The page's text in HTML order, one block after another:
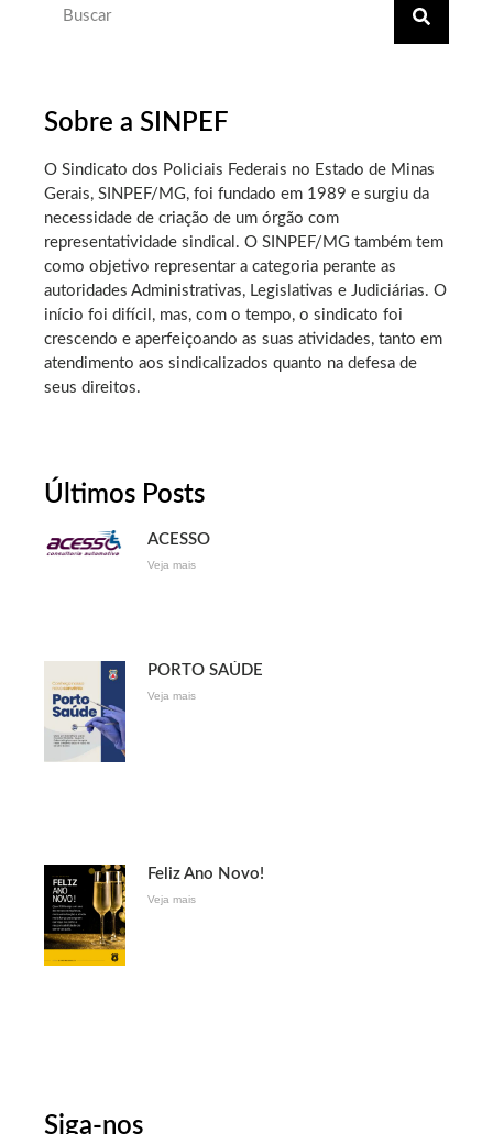
Sobre a SINPEF
O Sindicato dos Policiais Federais no Estado de Minas
Gerais, SINPEF/MG, foi fundado em 1989 e surgiu da
necessidade de criação de um órgão com
representatividade sindical. O SINPEF/MG também tem
como objetivo representar a categoria perante as
autoridades Administrativas, Legislativas e Judiciárias. O
início foi difícil, mas, com o tempo, o sindicato foi
crescendo e aperfeiçoando as suas atividades, tanto em
atendimento aos sindicalizados quanto na defesa de
seus direitos.
Últimos Posts
ACESSO
Veja mais
PORTO SAÚDE
Veja mais
Feliz Ano Novo!
Veja mais
Siga-nos